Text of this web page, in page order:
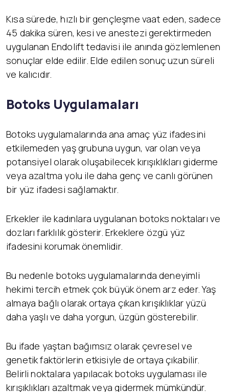
Kısa sürede, hızlı bir gençleşme vaat eden, sadece
45 dakika süren, kesi ve anestezi gerektirmeden
uygulanan Endolift tedavisi ile anında gözlemlenen
sonuçlar elde edilir. Elde edilen sonuç uzun süreli
ve kalıcıdır.
Botoks Uygulamaları
Botoks uygulamalarında ana amaç yüz ifadesini
etkilemeden yaş grubuna uygun, var olan veya
potansiyel olarak oluşabilecek kırışıklıkları giderme
veya azaltma yolu ile daha genç ve canlı görünen
bir yüz ifadesi sağlamaktır.
Erkekler ile kadınlara uygulanan botoks noktaları ve
dozları farklılık gösterir. Erkeklere özgü yüz
ifadesini korumak önemlidir.
Bu nedenle botoks uygulamalarında deneyimli
hekimi tercih etmek çok büyük önem arz eder. Yaş
almaya bağlı olarak ortaya çıkan kırışıklıklar yüzü
daha yaşlı ve daha yorgun, üzgün gösterebilir.
Bu ifade yaştan bağımsız olarak çevresel ve
genetik faktörlerin etkisiyle de ortaya çıkabilir.
Belirli noktalara yapılacak botoks uygulaması ile
kırışıklıkları azaltmak veya gidermek mümkündür.